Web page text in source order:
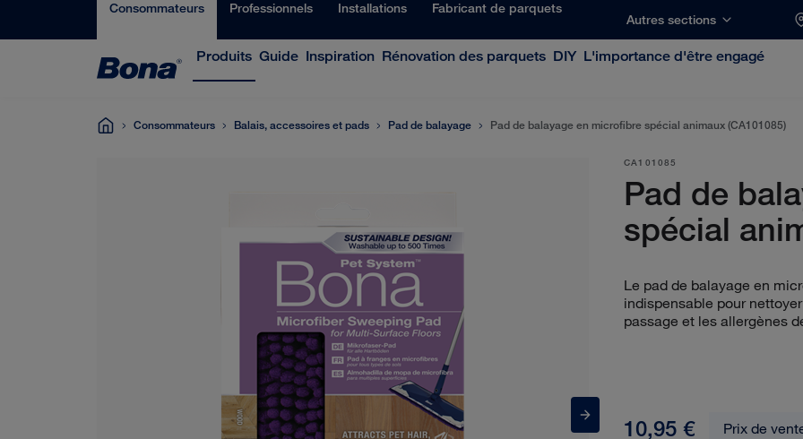
Consommateurs Professionnels Installations Fabricant de parquets
Autres sections
Produits Guide Inspiration Rénovation des parquets DIY L'importance d'être engagé
Consommateurs Balais, accessoires et pads Pad de balayage Pad de balayage en microfibre spécial animaux (CA101085)
CA101085
Pad de
spécial
Le pad de balayage en
indispensable pour
passage et les allergènes
10,95 € Prix de